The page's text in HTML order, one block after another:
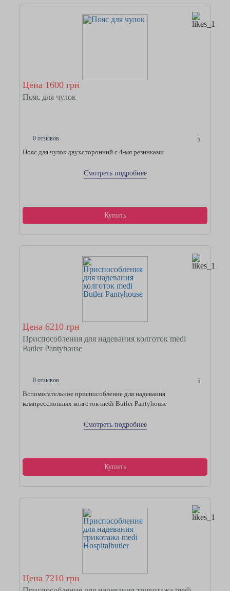
Цена 1600 грн
Пояс для чулок
0 отзывов 5
Пояс для чулок двухсторонний с 4-мя резинками
Смотреть подробнее
Купить
Цена 6210 грн
Приспособления для надевания колготок medi
Butler Pantyhouse
0 отзывов 5
Вспомогательное приспособление для надевания
компрессионных колготок medi Butler Pantyhouse
Смотреть подробнее
Купить
Цена 7210 грн